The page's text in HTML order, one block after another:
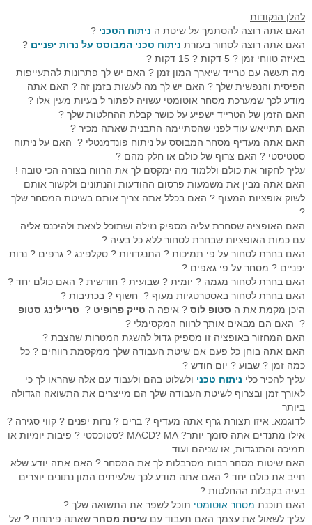
להלן הנקודות
האם אתה רוצה להסתמך על שיטת ה ניתוח הטכני ?
האם אתה רוצה לסחור בעזרת ניתוח טכני המבוסס על נרות יפניים ?
באיזה טווחי זמן ? 5 דקות ? 15 דקות ?
מה תעשה עם טרייד שיארך המון זמן ? האם יש לך פתרונות להתעייפות
הפיסית והנפשית שלך ? האם יש לך מה לעשות בזמן זה ? האם אתה
מודע לכך שמערכת מסחר אוטומטי עשויה לפתור ל בעיות מעין אלו ?
האם הזמן של הטרייד ישפיע על כושר קבלת ההחלטות שלך ?
האם תתייאש עוד לפני שהסתיימה התבנית שאתה מכיר ?
האם אתה מעדיף מסחר המבוסס על ניתוח פונדמנטלי ? האם על ניתוח
סטטיסטי ? האם צרוף של כולם או חלק מהם ?
עליך לחקור את כולם וללמוד מה ימקסם לך את הרווח בצורה הכי טובה !
האם אתה מבין את משמעות פרסום ההודעות והנתונים ולקשור אותם
לשוק אופציות המעוף ? האם בכלל אתה צריך אותם בשיטת המסחר שלך
?
האם האופציה שסחרת עליה מספיק נזילה ושתוכל לצאת ולהיכנס אליה
עם כמות האופציות שבחרת לסחור ללא כל בעיה ?
האם בחרת לסחור על פי תמיכות ? התנגדויות ? סקלפינג ? גרפים ? נרות
יפניים ? מסחר על פי גאפים ?
האם בחרת לסחור מגמה ? יומית ? שבועית ? חודשית ? האם כולם יחד ?
האם בחרת לסחור באסטרטגיות מעוף ? חשוף ? בכתיבות ?
היכן מקמת את ה סטופ לוס ? איפה ה טייק פרופיט ? טריילינג סטופ
? האם הם מבאים אותך לרווח המקסימלי ?
האם המחזור באופציה זו מספיק גדול להשגת המטרות שהצבת ?
האם אתה בוחן כל פעם אם שיטת העבודה שלך ממקסמת רווחים ? כל
כמה זמן ? שבוע ? יום חודש ?
עליך להכיר כלי ניתוח טכני ולשלוט בהם ולעבוד עם אלה שהראו לך כי
לאורך זמן ובצרוף לשיטת העבודה שלך הם מייצרים את התשואה הגדולה
ביותר
לדוגמא: איזו תצורת גרף אתה מעדיף ? ברים ? נרות יפנים ? קווי סגירה ?
אילו מתנדים אתה סומך יותר? MACD? MA ?סטוכסטי ? פיבות יומיות או
תמיכה והתנגדות, או שניהם ועוד...
האם שיטות מסחר רבות מסרבלות לך את המסחר ? האם אתה יודע שלא
חייב את כולם יחד ? האם אתה מודע לכך שלעיתים המון נתונים יוצרים
בעיה בקבלות ההחלטות ?
האם תוכנת מסחר אוטומטי תוכל לשפר את התשואה שלך ?
עליך לשאול את עצמך האם תעבוד עם שיטת מסחר שאתה פיתחת ? של
מערכת מידע וציטוטים Go4iTicker
מערכת מסחר OrderNet 2
קורס מטח לסוחרים בזמן אמת
פלטפורמת הממשק הראשית
סטופ לוס אוטומטי
טייק פרופיט אוטומטי
פקודות מונחי שעון
אינדיקטורים
מסחר אוטומטי באופציות מעו"ף
פלטפורמת הממשק הראשית
סטופ לוס אוטומטי באופציות מעוף
טריילינג סטופ אוטומטי באופציות
טייק פרופיט אוטומטי במעוף
פקודות עוקבות באופציות מעוף
כניסה אוטומטית לפוזיציה במעוף
אסטרטגיות מסחר אוטומטי במעוף
פיתוח אינדיקטורים אישיים
פקודות מונחי שעון
רובוט מסחר
מסחר אוטומטי בהתניית התשואה
יצוא נתוני זמן אמת
סימולאטור מסחר בבורסה
פיתוחים אישים - רובוטי מסחר
תוכנה לניתוח טכני
בוטיק לפתרונות תוכנה
מסחר בבורסה במחשב ענן
חיבור API למתכנתים לבורסה
API לתכנות למעו"ף
API למתכנתים לרצף
מסחר אוטומטי בבורסה בחול
שאלות נפוצות
מסחר בבורסה
מערכות מסחר
חוזים עתידיים
ניהול תיקים
מסחר בבורסה
מסחר בבורסה
מסחר בבורסה האמריקאית
מסחר בוול סטריט